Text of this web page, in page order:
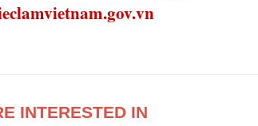
INTERESTED IN